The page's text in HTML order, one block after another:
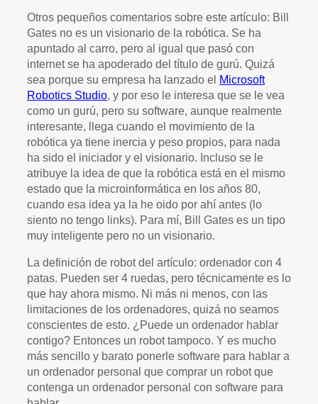
Otros pequeños comentarios sobre este artículo: Bill
Gates no es un visionario de la robótica. Se ha
apuntado al carro, pero al igual que pasó con
internet se ha apoderado del título de gurú. Quizá
sea porque su empresa ha lanzado el Microsoft
Robotics Studio, y por eso le interesa que se le vea
como un gurú, pero su software, aunque realmente
interesante, llega cuando el movimiento de la
robótica ya tiene inercia y peso propios, para nada
ha sido el iniciador y el visionario. Incluso se le
atribuye la idea de que la robótica está en el mismo
estado que la microinformática en los años 80,
cuando esa idea ya la he oido por ahí antes (lo
siento no tengo links). Para mí, Bill Gates es un tipo
muy inteligente pero no un visionario.
La definición de robot del artículo: ordenador con 4
patas. Pueden ser 4 ruedas, pero técnicamente es lo
que hay ahora mismo. Ni más ni menos, con las
limitaciones de los ordenadores, quizá no seamos
conscientes de esto. ¿Puede un ordenador hablar
contigo? Entonces un robot tampoco. Y es mucho
más sencillo y barato ponerle software para hablar a
un ordenador personal que comprar un robot que
contenga un ordenador personal con software para